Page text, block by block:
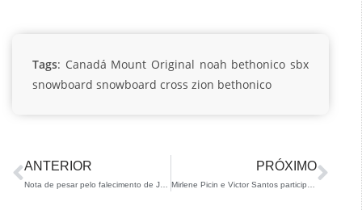
Tags: Canadá Mount Original noah bethonico sbx
snowboard snowboard cross zion bethonico
ANTERIOR
Nota de pesar pelo falecimento de João Paulo Diniz
PRÓXIMO
Mirlene Picin e Victor Santos participam da IBU Cup em Idre Fjall